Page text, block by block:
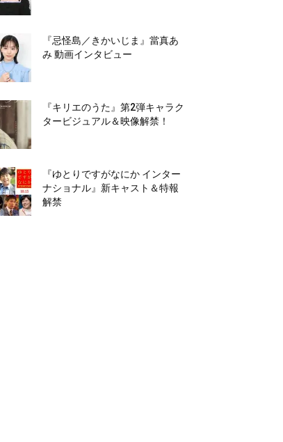
『忌怪島／きかいじま』當真あ
み 動画インタビュー
『キリエのうた』第2弾キャラク
タービジュアル＆映像解禁！
『ゆとりですがなにか インター
ナショナル』新キャスト＆特報
解禁